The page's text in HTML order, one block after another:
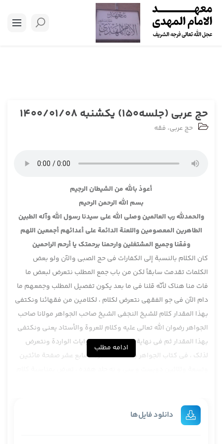
حج عربی (جلسه150) یکشنبه 1400/01/08
حج عربی، فقه
أعوذ بالله من الشيطان الرجيم
بسم الله الرحمن الرحيم
والحمدلله رب العالمين وصلى الله على سيدنا رسول الله وآله الطبين
الطاهرين المعصومين واللعنة الدائمة على أعدائهم أجمعين اللهم
وفقنا وجميع المشتغلين وارحمنا برحمتك يا أرحم الراحمين
كان الكلام بالنسبة إلى الكفارات في حج الصبي والآن ولو بعض
الكلمات تقدمت سابقاً لكن من باب جمع المطلب نتعرض لبعض ما
فات منا هناك لأنّه قلنا في ما بعد يكون تفصيل المطلب وجمعهم ما
دام الآن في جو الفقهي نتعرض لكلام ، لكلامين من فقهائنا ونكتفي
بهذا المقدار كلام للشيخ النجفي الشيخ صاحب الجواهر مولانا صاحب
الجواهر رضوان الله تعالى عليه وكلام للعروة والأستاد يعني ونكتفي
بهذا المقدار ثم في نهاية المطاف نجمع الروايات الواردة ونتعرض
لذلك ، في كتاب الجواهر بالمناسب الجزء السابع عشر صفحة مائتين
تعرض للكفارة بعنوان وقد صرح به في صحيح زرارة يعني الهدي ،
الهدي لم يتعرض بتفصيل بل صرح فيه أيضاً بأنّه إن قتل صيداً فعلى
ادامه مطلب
دانلود فایل‌ها